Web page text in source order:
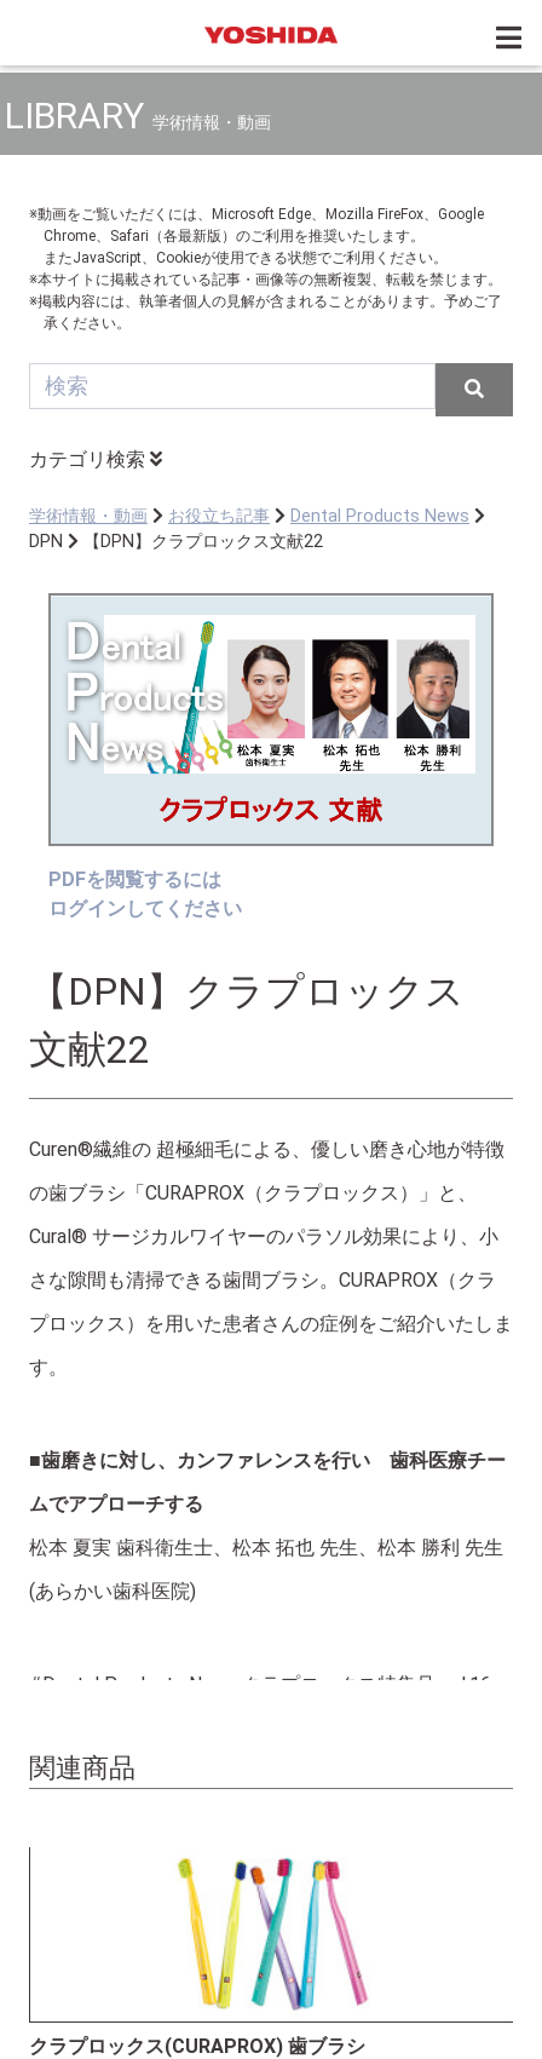
LIBRARY 学術情報・動画
※動画をご覧いただくには、Microsoft Edge、Mozilla FireFox、Google
Chrome、Safari（各最新版）のご利用を推奨いたします。
またJavaScript、Cookieが使用できる状態でご利用ください。
※本サイトに掲載されている記事・画像等の無断複製、転載を禁じます。
※掲載内容には、執筆者個人の見解が含まれることがあります。予めご了
承ください。
カテゴリ検索
学術情報・動画 お役立ち記事
Dental Products News
DPN
【DPN】クラプロックス文献22
PDFを閲覧するには
ログインしてください
【DPN】クラプロックス
文献22
Curen®繊維の 超極細毛による、優しい磨き心地が特徴
の歯ブラシ「CURAPROX（クラプロックス）」と、
Cural® サージカルワイヤーのパラソル効果により、小
さな隙間も清掃できる歯間ブラシ。CURAPROX（クラ
プロックス）を用いた患者さんの症例をご紹介いたしま
す。
■歯磨きに対し、カンファレンスを行い 歯科医療チー
ムでアプローチする
松本 夏実 歯科衛生士、松本 拓也 先生、松本 勝利 先生
(あらかい歯科医院)
#Dental Products News クラプロックス特集号 vol.16
関連商品
クラプロックス(CURAPROX) 歯ブラシ